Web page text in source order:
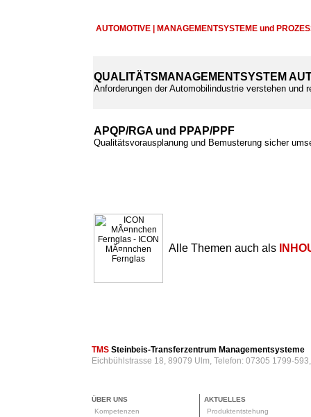
AUTOMOTIVE | MANAGEMENTSYSTEME und
QUALITÄTSMANAGEMENTSYSTEM
Anforderungen der Automobilindustrie verstehen und
APQP/RGA und PPAP/PPF
Qualitätsvorausplanung und Bemusterung sicher
Alle Themen auch als
TMS Steinbeis-Transferzentrum Managementsysteme
Eichbühlstrasse 18, 89079 Ulm, Telefon: 07305 1799-
ÜBER UNS
Kompetenzen
AKTUELLES
Produktentstehung